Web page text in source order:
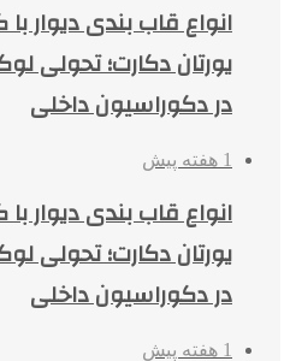
انواع قاب بندی دیوار
یورتان دکارت؛ تحولی
در دکوراسیون داخلی
1 هفته پیش
انواع قاب بندی دیوار
یورتان دکارت؛ تحولی
در دکوراسیون داخلی
1 هفته پیش